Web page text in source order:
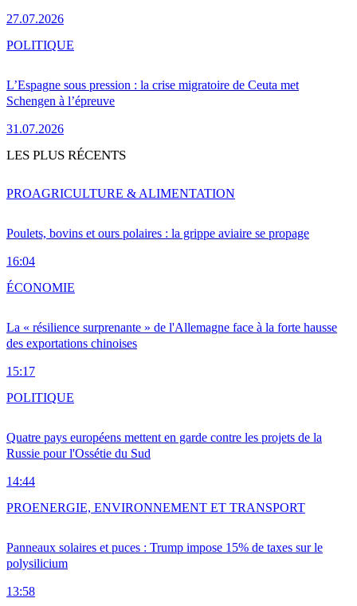
27.07.2026
L’Espagne sous pression : la crise migratoire de Ceuta met
Schengen à l’épreuve
31.07.2026
POLITIQUE
LES PLUS RÉCENTS
Poulets, bovins et ours polaires : la grippe aviaire se propage
16:04
PROAGRICULTURE & ALIMENTATION
La « résilience surprenante » de l'Allemagne face à la forte hausse
des exportations chinoises
15:17
ÉCONOMIE
Quatre pays européens mettent en garde contre les projets de la
Russie pour l'Ossétie du Sud
14:44
POLITIQUE
Panneaux solaires et puces : Trump impose 15% de taxes sur le
polysilicium
13:58
PROENERGIE, ENVIRONNEMENT ET TRANSPORT